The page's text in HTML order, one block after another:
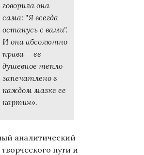
говорила она
сама: "Я всегда
останусь с вами".
И она абсолютно
права — ее
душевное тепло
запечатлено в
каждом мазке ее
картин».
аналитический
творческого пути и